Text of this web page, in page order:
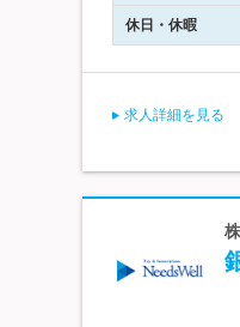
休日・休暇
求人詳細を見る